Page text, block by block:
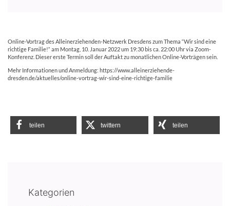
Online-Vortrag des Alleinerziehenden-Netzwerk Dresdens zum Thema “Wir sind eine
richtige Familie!“ am Montag, 10. Januar 2022 um 19:30 bis ca. 22:00 Uhr via Zoom-
Konferenz. Dieser erste Termin soll der Auftakt zu monatlichen Online-Vorträgen sein.
Mehr Informationen und Anmeldung: https://www.alleinerziehende-
dresden.de/aktuelles/online-vortrag-wir-sind-eine-richtige-familie
teilen twittern teilen
Kategorien